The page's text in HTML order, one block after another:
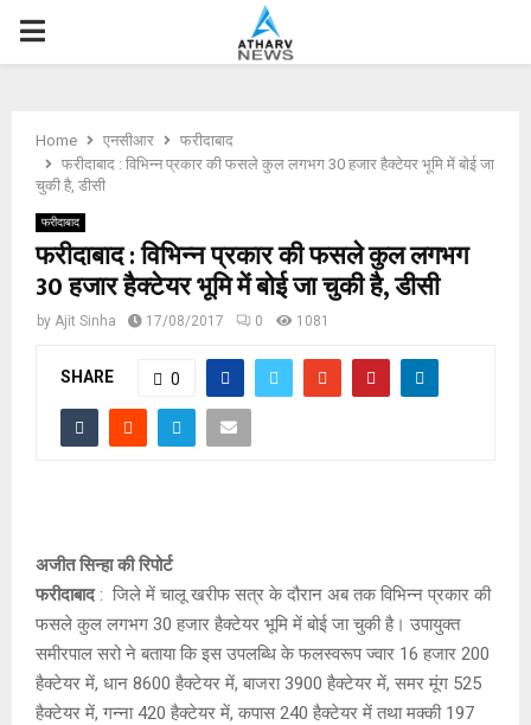
P
M
A
N
U
Home एनसीआर
फरीदाबाद
फरीदाबाद : विभिन्न प्रकार की फसले कुल लगभग 30 हजार हैक्टेयर भूमि में बोई जा
चुकी है, डीसी
फरीदाबाद
फरीदाबाद : विभिन्न प्रकार की फसले कुल लगभग
30 हजार हैक्टेयर भूमि में बोई जा चुकी है, डीसी
by Ajit Sinha 17/08/2017 0 1081
SHARE 0
अजीत सिन्हा की रिपोर्ट
फरीदाबाद: जिले में चालू खरीफ सत्र के दौरान अब तक विभिन्न प्रकार की
फसले कुल लगभग 30 हजार हैक्टेयर भूमि में बोई जा चुकी है। उपायुक्त
समीरपाल सरो ने बताया कि इस उपलब्धि के फलस्वरूप ज्वार 16 हजार 200
हैक्टेयर में, धान 8600 हैक्टेयर में, बाजरा 3900 हैक्टेयर में, समर मूंग 525
हैक्टेयर में, गन्ना 420 हैक्टेयर में, कपास 240 हैक्टेयर में तथा मक्की 197